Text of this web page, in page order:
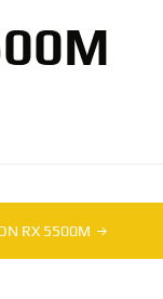
RX 5500M